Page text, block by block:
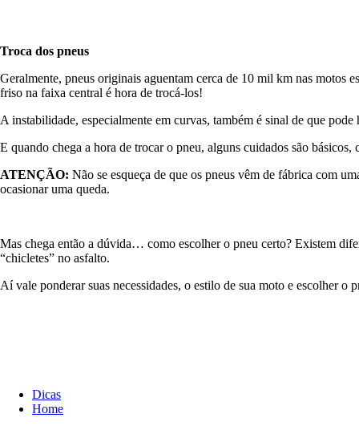
Troca dos pneus
Geralmente, pneus originais aguentam cerca de 10 mil km nas motos
friso na faixa central é hora de trocá-los!
A instabilidade, especialmente em curvas, também é sinal de que
E quando chega a hora de trocar o pneu, alguns cuidados são
ATENÇÃO: Não se esqueça de que os pneus vêm de fábrica com
ocasionar uma queda.
Mas chega então a dúvida… como escolher o pneu certo? Existem
“chicletes” no asfalto.
Aí vale ponderar suas necessidades, o estilo de sua moto e escolher o
Dicas
Home